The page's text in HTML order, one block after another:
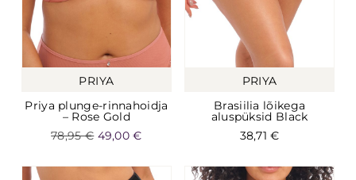
PRIYA
Priya plunge-rinnahoidja
– Rose Gold
78,95€ 49,00€
PRIYA
Brasiilia lõikega
aluspüksid Black
38,71€